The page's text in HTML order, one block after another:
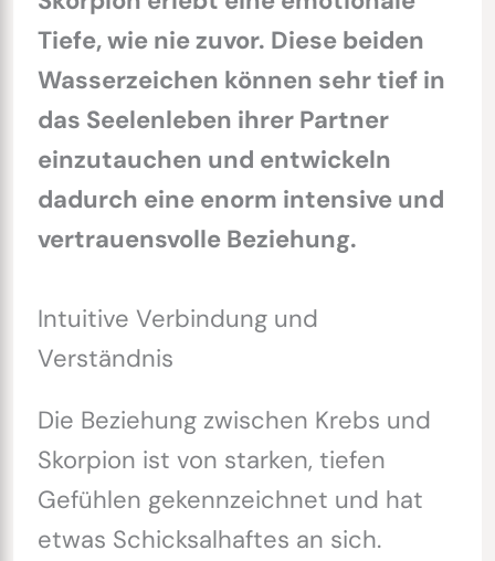
Tiefe, wie nie zuvor. Diese beiden
Wasserzeichen können sehr tief in
das Seelenleben ihrer Partner
einzutauchen und entwickeln
dadurch eine enorm intensive und
vertrauensvolle Beziehung.
Intuitive Verbindung und
Verständnis
Die Beziehung zwischen Krebs und
Skorpion ist von starken, tiefen
Gefühlen gekennzeichnet und hat
etwas Schicksalhaftes an sich.